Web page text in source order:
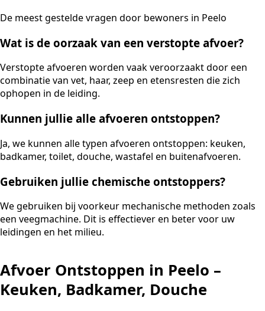
De meest gestelde vragen door bewoners in Peelo
Wat is de oorzaak van een verstopte afvoer?
Verstopte afvoeren worden vaak veroorzaakt door een
combinatie van vet, haar, zeep en etensresten die zich
ophopen in de leiding.
Kunnen jullie alle afvoeren ontstoppen?
Ja, we kunnen alle typen afvoeren ontstoppen: keuken,
badkamer, toilet, douche, wastafel en buitenafvoeren.
Gebruiken jullie chemische ontstoppers?
We gebruiken bij voorkeur mechanische methoden zoals
een veegmachine. Dit is effectiever en beter voor uw
leidingen en het milieu.
Afvoer Ontstoppen in Peelo –
Keuken, Badkamer, Douche